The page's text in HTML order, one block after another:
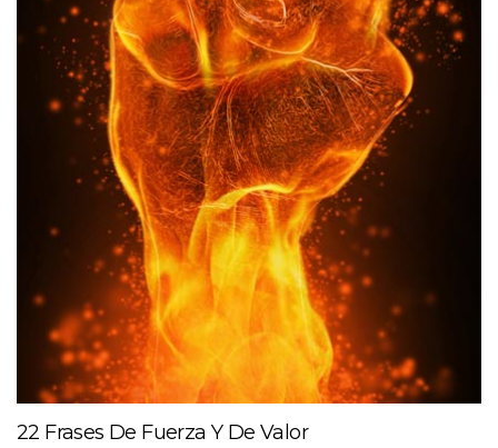
22 Frases De Fuerza Y De Valor